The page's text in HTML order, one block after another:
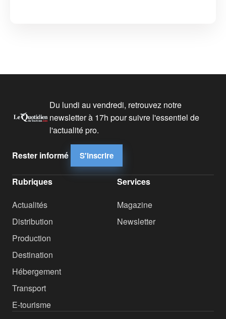
Du lundi au vendredi, retrouvez notre
newsletter à 17h pour suivre l'essentiel de
l'actualité pro.
Rester informé S'inscrire
Rubriques
Actualités
Distribution
Production
Destination
Hébergement
Transport
E-tourisme
Services
Magazine
Newsletter